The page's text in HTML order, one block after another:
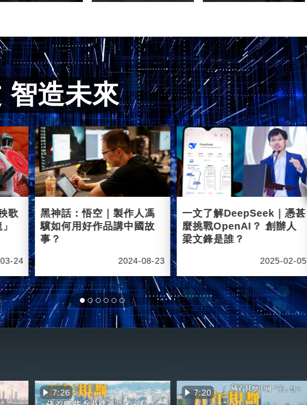
智造未來
歌
24
黑神話：悟空｜製作人馮
驥如何用好作品講中國故
事？
2024-08-23
一文了解DeepSeek｜憑甚
麼挑戰OpenAI？ 創辦人
梁文鋒是誰？
2025-02-05
7:26 7:20